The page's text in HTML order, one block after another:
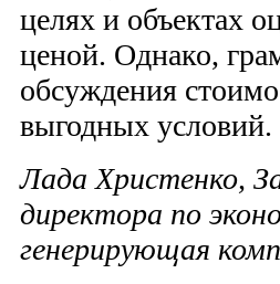
целях и объектах
ценой. Однако,
обсуждения
выгодных условий.
Лада Христенко,
директора по
генерирующая